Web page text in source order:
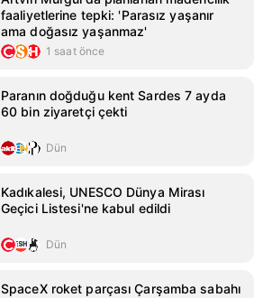
faaliyetlerine tepki: 'Parasız yaşanır
ama doğasız yaşanmaz'
1 saat önce
Paranın doğduğu kent Sardes 7 ayda
60 bin ziyaretçi çekti
Dün
Kadıkalesi, UNESCO Dünya Mirası
Geçici Listesi'ne kabul edildi
Dün
SpaceX roket parçası Çarşamba sabahı